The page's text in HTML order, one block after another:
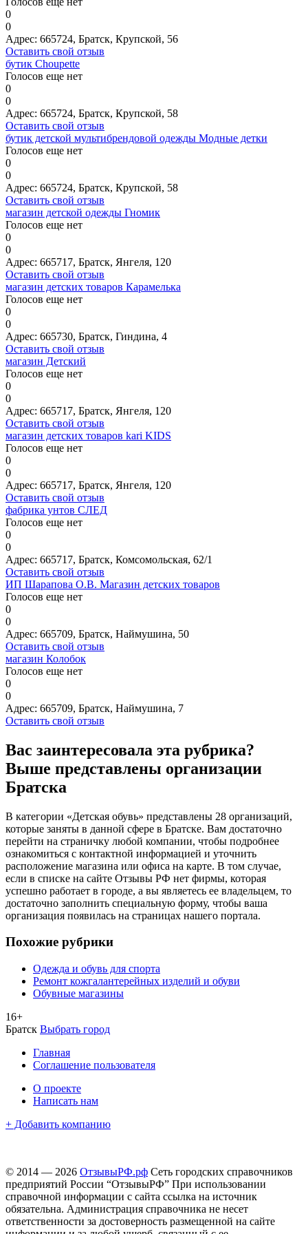
0
0
Адрес: 665724, Братск, Крупской, 56
Оставить свой отзыв
бутик Сhoupette
Голосов еще нет
0
0
Адрес: 665724, Братск, Крупской, 58
Оставить свой отзыв
бутик детской мультибрендовой одежды Модные детки
Голосов еще нет
0
0
Адрес: 665724, Братск, Крупской, 58
Оставить свой отзыв
магазин детской одежды Гномик
Голосов еще нет
0
0
Адрес: 665717, Братск, Янгеля, 120
Оставить свой отзыв
магазин детских товаров Карамелька
Голосов еще нет
0
0
Адрес: 665730, Братск, Гиндина, 4
Оставить свой отзыв
магазин Детский
Голосов еще нет
0
0
Адрес: 665717, Братск, Янгеля, 120
Оставить свой отзыв
магазин детских товаров kari KIDS
Голосов еще нет
0
0
Адрес: 665717, Братск, Янгеля, 120
Оставить свой отзыв
фабрика унтов СЛЕД
Голосов еще нет
0
0
Адрес: 665717, Братск, Комсомольская, 62/1
Оставить свой отзыв
ИП Шарапова О.В. Магазин детских товаров
Голосов еще нет
0
0
Адрес: 665709, Братск, Наймушина, 50
Оставить свой отзыв
магазин Колобок
Голосов еще нет
0
0
Адрес: 665709, Братск, Наймушина, 7
Оставить свой отзыв
Вас заинтересовала эта рубрика?
Выше представлены организации
Братска
В категории «Детская обувь» представлены 28 организаций,
которые заняты в данной сфере в Братске. Вам достаточно
перейти на страничку любой компании, чтобы подробнее
ознакомиться с контактной информацией и уточнить
расположение магазина или офиса на карте. В том случае,
если в списке на сайте Отзывы РФ нет фирмы, которая
успешно работает в городе, а вы являетесь ее владельцем, то
достаточно заполнить специальную форму, чтобы ваша
организация появилась на страницах нашего портала.
Похожие рубрики
Одежда и обувь для спорта
Ремонт кожгалантерейных изделий и обуви
Обувные магазины
16+
Братск Выбрать город
Главная
Соглашение пользователя
О проекте
Написать нам
+ Добавить компанию
© 2014 — 2026 ОтзывыРФ.рф Сеть городских справочников
предприятий России “ОтзывыРФ” При использовании
справочной информации с сайта ссылка на источник
обязательна. Администрация справочника не несет
ответственности за достоверность размещенной на сайте